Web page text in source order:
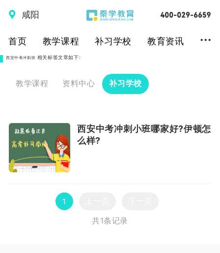
咸阳
首页 教学课程 补习学校 教育资讯 ...
西安中考冲刺班 相关标签文章如下:
教学课程 资料中心 补习学校
西安中考冲刺小班哪家好?伊顿怎
么样?
1
共1条记录